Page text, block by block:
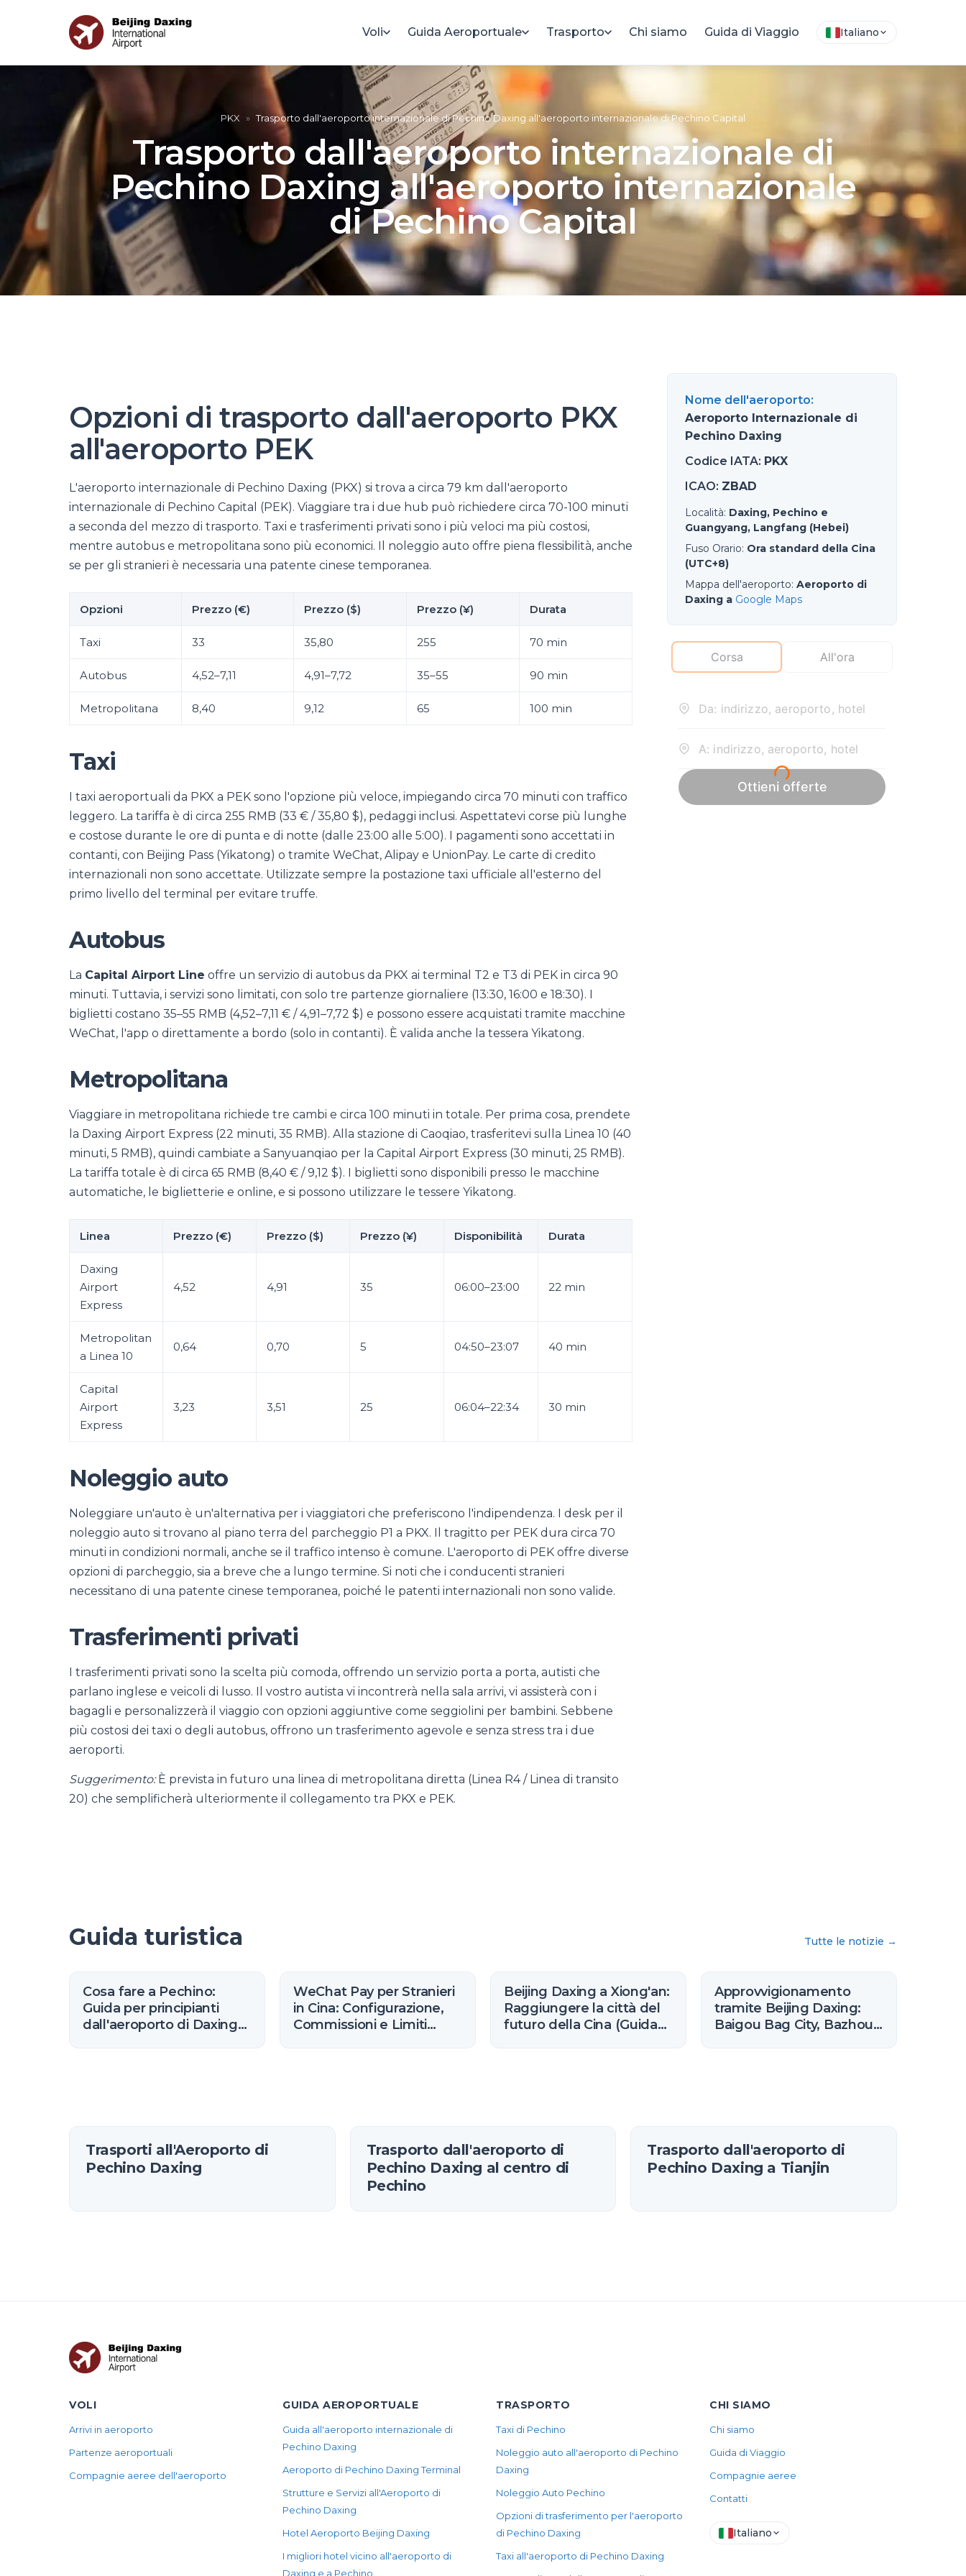
Voli Guida Aeroportuale Trasporto Chi siamo Guida di Viaggio Italiano
PKX » Trasporto dall'aeroporto internazionale di Pechino Daxing all'aeroporto internazionale di Pechino Capital
Trasporto dall'aeroporto internazionale di
Pechino Daxing all'aeroporto internazionale
di Pechino Capital
Opzioni di trasporto dall'aeroporto PKX
all'aeroporto PEK
L'aeroporto internazionale di Pechino Daxing (PKX) si trova a circa 79 km dall'aeroporto
internazionale di Pechino Capital (PEK). Viaggiare tra i due hub può richiedere circa 70-100 minuti
a seconda del mezzo di trasporto. Taxi e trasferimenti privati sono i più veloci ma più costosi,
mentre autobus e metropolitana sono più economici. Il noleggio auto offre piena flessibilità, anche
se per gli stranieri è necessaria una patente cinese temporanea.
Opzioni Prezzo (€) Prezzo ($) Prezzo (¥) Durata
Taxi 33 35,80 255 70 min
Autobus 4,52–7,11 4,91–7,72 35–55 90 min
Metropolitana 8,40 9,12 65 100 min
Taxi
I taxi aeroportuali da PKX a PEK sono l'opzione più veloce, impiegando circa 70 minuti con traffico
leggero. La tariffa è di circa 255 RMB (33 € / 35,80 $), pedaggi inclusi. Aspettatevi corse più lunghe
e costose durante le ore di punta e di notte (dalle 23:00 alle 5:00). I pagamenti sono accettati in
contanti, con Beijing Pass (Yikatong) o tramite WeChat, Alipay e UnionPay. Le carte di credito
internazionali non sono accettate. Utilizzate sempre la postazione taxi ufficiale all'esterno del
primo livello del terminal per evitare truffe.
Autobus
La Capital Airport Line offre un servizio di autobus da PKX ai terminal T2 e T3 di PEK in circa 90
minuti. Tuttavia, i servizi sono limitati, con solo tre partenze giornaliere (13:30, 16:00 e 18:30). I
biglietti costano 35–55 RMB (4,52–7,11 € / 4,91–7,72 $) e possono essere acquistati tramite macchine
WeChat, l'app o direttamente a bordo (solo in contanti). È valida anche la tessera Yikatong.
Metropolitana
Viaggiare in metropolitana richiede tre cambi e circa 100 minuti in totale. Per prima cosa, prendete
la Daxing Airport Express (22 minuti, 35 RMB). Alla stazione di Caoqiao, trasferitevi sulla Linea 10 (40
minuti, 5 RMB), quindi cambiate a Sanyuanqiao per la Capital Airport Express (30 minuti, 25 RMB).
La tariffa totale è di circa 65 RMB (8,40 € / 9,12 $). I biglietti sono disponibili presso le macchine
automatiche, le biglietterie e online, e si possono utilizzare le tessere Yikatong.
Linea Prezzo (€) Prezzo ($) Prezzo (¥) Disponibilità Durata
Daxing
Airport
Express
4,52 4,91 35 06:00–23:00 22 min
Metropolitan
a Linea 10
0,64 0,70 5 04:50–23:07 40 min
Capital
Airport
Express
3,23 3,51 25 06:04–22:34 30 min
Noleggio auto
Noleggiare un'auto è un'alternativa per i viaggiatori che preferiscono l'indipendenza. I desk per il
noleggio auto si trovano al piano terra del parcheggio P1 a PKX. Il tragitto per PEK dura circa 70
minuti in condizioni normali, anche se il traffico intenso è comune. L'aeroporto di PEK offre diverse
opzioni di parcheggio, sia a breve che a lungo termine. Si noti che i conducenti stranieri
necessitano di una patente cinese temporanea, poiché le patenti internazionali non sono valide.
Trasferimenti privati
I trasferimenti privati sono la scelta più comoda, offrendo un servizio porta a porta, autisti che
parlano inglese e veicoli di lusso. Il vostro autista vi incontrerà nella sala arrivi, vi assisterà con i
bagagli e personalizzerà il viaggio con opzioni aggiuntive come seggiolini per bambini. Sebbene
più costosi dei taxi o degli autobus, offrono un trasferimento agevole e senza stress tra i due
aeroporti.
Suggerimento:È prevista in futuro una linea di metropolitana diretta (Linea R4 / Linea di transito
20) che semplificherà ulteriormente il collegamento tra PKX e PEK.
Nome dell'aeroporto:
Aeroporto Internazionale di
Pechino Daxing
Codice IATA: PKX
ICAO: ZBAD
Località: Daxing, Pechino e
Guangyang, Langfang (Hebei)
Fuso Orario: Ora standard della Cina
(UTC+8)
Mappa dell'aeroporto: Aeroporto di
Daxing a Google Maps
Guida turistica Tutte le notizie →
Cosa fare a Pechino:
Guida per principianti
dall'aeroporto di Daxing
WeChat Pay per Stranieri
in Cina: Configurazione,
Commissioni e Limiti
Beijing Daxing a Xiong'an:
Raggiungere la città del
futuro della Cina (Guida
Approvvigionamento
tramite Beijing Daxing:
Baigou Bag City, Bazhou
Trasporti all'Aeroporto di
Pechino Daxing
Trasporto dall'aeroporto di
Pechino Daxing al centro di
Pechino
Trasporto dall'aeroporto di
Pechino Daxing a Tianjin
VOLI
Arrivi in aeroporto
Partenze aeroportuali
Compagnie aeree dell'aeroporto
GUIDA AEROPORTUALE
Guida all'aeroporto internazionale di
Pechino Daxing
Aeroporto di Pechino Daxing Terminal
Strutture e Servizi all'Aeroporto di
Pechino Daxing
Hotel Aeroporto Beijing Daxing
I migliori hotel vicino all'aeroporto di
Daxing e a Pechino
TRASPORTO
Taxi di Pechino
Noleggio auto all'aeroporto di Pechino
Daxing
Noleggio Auto Pechino
Opzioni di trasferimento per l'aeroporto
di Pechino Daxing
Taxi all'aeroporto di Pechino Daxing
CHI SIAMO
Chi siamo
Guida di Viaggio
Compagnie aeree
Contatti
Italiano